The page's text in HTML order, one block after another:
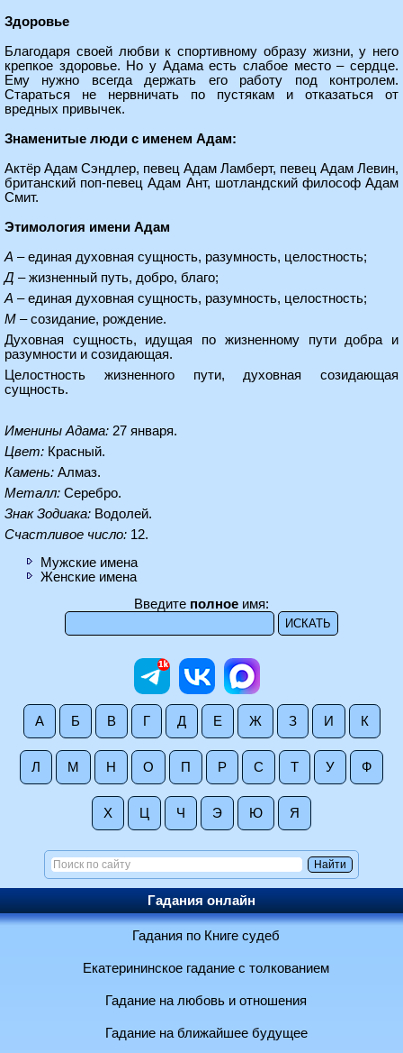
Здоровье
Благодаря своей любви к спортивному образу жизни, у него
крепкое здоровье. Но у Адама есть слабое место – сердце.
Ему нужно всегда держать его работу под контролем.
Стараться не нервничать по пустякам и отказаться от
вредных привычек.
Знаменитые люди с именем Адам:
Актёр Адам Сэндлер, певец Адам Ламберт, певец Адам Левин,
британский поп-певец Адам Ант, шотландский философ Адам
Смит.
Этимология имени Адам
А – единая духовная сущность, разумность, целостность;
Д – жизненный путь, добро, благо;
А – единая духовная сущность, разумность, целостность;
М – созидание, рождение.
Духовная сущность, идущая по жизненному пути добра и
разумности и созидающая.
Целостность жизненного пути, духовная созидающая
сущность.
Именины Адама: 27 января.
Цвет: Красный.
Камень: Алмаз.
Металл: Серебро.
Знак Зодиака: Водолей.
Счастливое число: 12.
Мужские имена
Женские имена
Введите полное имя:
А Б В Г Д Е Ж З И К
Л М Н О П Р С Т У Ф
Х Ц Ч Э Ю Я
Гадания онлайн
Гадания по Книге судеб
Екатерининское гадание с толкованием
Гадание на любовь и отношения
Гадание на ближайшее будущее